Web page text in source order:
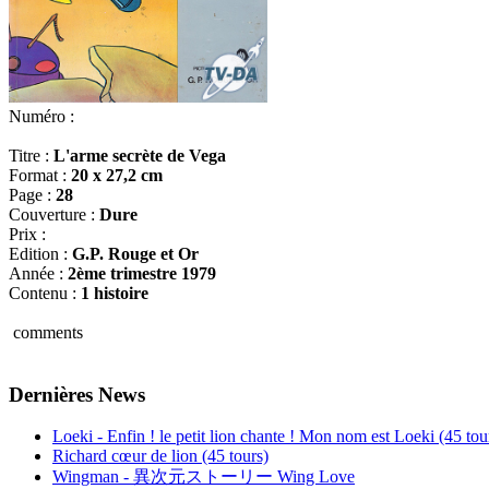
Numéro :
Titre : L'arme secrète de Vega
Format : 20 x 27,2 cm
Page : 28
Couverture : Dure
Prix :
Edition : G.P. Rouge et Or
Année : 2ème trimestre 1979
Contenu : 1 histoire
comments
Dernières News
Loeki - Enfin ! le petit lion chante ! Mon nom est Loeki (45
Richard cœur de lion (45 tours)
Wingman - 異次元ストーリー Wing Love